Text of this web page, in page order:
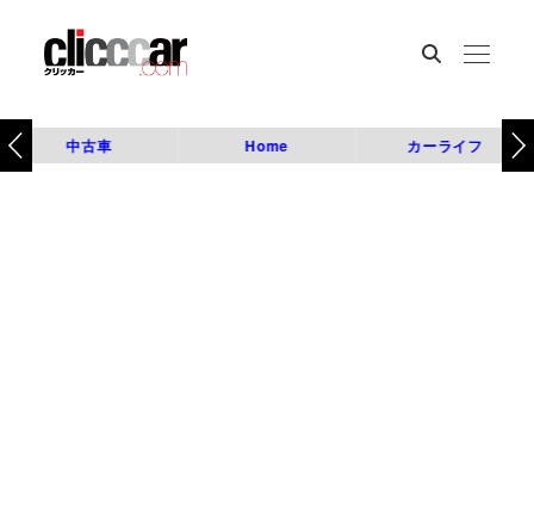
中古車 Home カーライフ